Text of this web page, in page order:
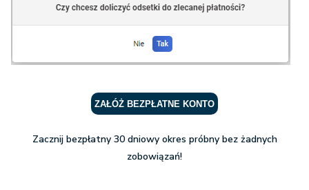
ZAŁÓŻ BEZPŁATNE KONTO
Zacznij bezpłatny 30 dniowy okres próbny bez żadnych
zobowiązań!